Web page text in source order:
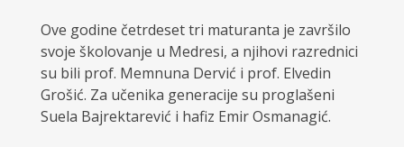
Ove godine četrdeset tri maturanta je završilo
svoje školovanje u Medresi, a njihovi razrednici
su bili prof. Memnuna Dervić i prof. Elvedin
Grošić. Za učenika generacije su proglašeni
Suela Bajrektarević i hafiz Emir Osmanagić.